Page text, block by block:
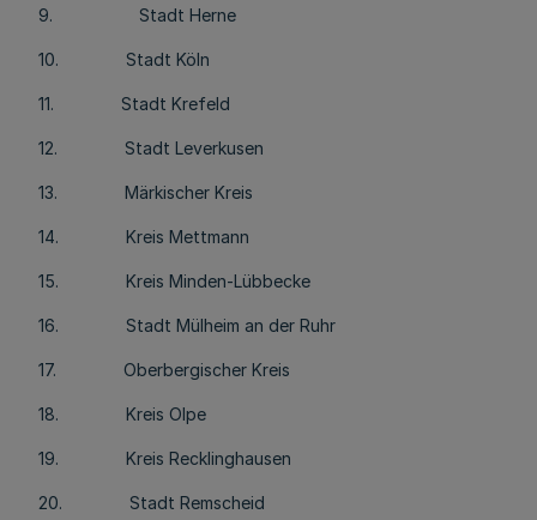
9. Stadt Herne
10. Stadt Köln
11. Stadt Krefeld
12. Stadt Leverkusen
13. Märkischer Kreis
14. Kreis Mettmann
15. Kreis Minden-Lübbecke
16. Stadt Mülheim an der Ruhr
17. Oberbergischer Kreis
18. Kreis Olpe
19. Kreis Recklinghausen
20. Stadt Remscheid